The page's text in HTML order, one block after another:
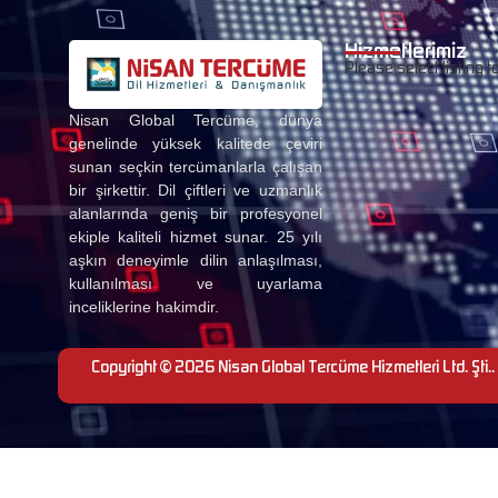
Nisan Global Tercüme, dünya
genelinde yüksek kalitede çeviri
sunan seçkin tercümanlarla çalışan
bir şirkettir. Dil çiftleri ve uzmanlık
alanlarında geniş bir profesyonel
ekiple kaliteli hizmet sunar. 25 yılı
aşkın deneyimle dilin anlaşılması,
kullanılması ve uyarlama
inceliklerine hakimdir.
Hizmetlerimiz
Please select listing
Copyright © 2026 Nisan Global Tercüme Hizmetleri Ltd. Şti..